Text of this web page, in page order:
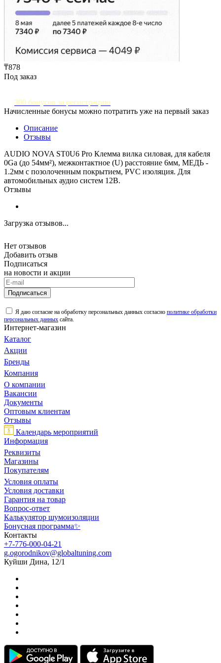
₸878
Под заказ
300 бонусов за регистрацию
Начисленные бонусы можно потратить уже на первый заказ
Описание
Отзывы
AUDIO NOVA ST0U6 Pro Клемма вилка силовая, для кабеля
0Ga (до 54мм²), межконтактное (U) расстояние 6мм, МЕДЬ -
1.2мм с позолоченным покрытием, PVC изоляция. Для
автомобильных аудио систем 12В.
Отзывы
Загрузка отзывов...
Нет отзывов
Добавить отзыв
Подписаться
на новости и акции
Подписаться
Я даю согласие на обработку персональных данных согласно политике обработки
персональных данных сайта.
Интернет-магазин
Каталог
Акции
Бренды
Компания
О компании
Вакансии
Документы
Оптовым клиентам
Отзывы
Календарь мероприятий
Информация
Реквизиты
Магазины
Покупателям
Условия оплаты
Условия доставки
Гарантия на товар
Вопрос-ответ
Калькулятор шумоизоляции
Бонусная программа✨
Контакты
+7-776-000-04-21
g.ogorodnikov@globaltuning.com
Куйши Дина, 12/1